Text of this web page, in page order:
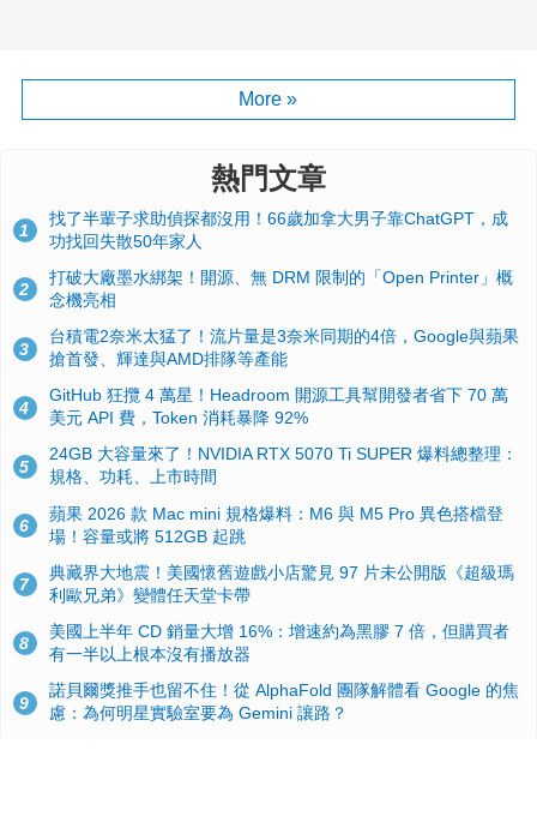
More »
熱門文章
1
找了半輩子求助偵探都沒用！66歲加拿大男子靠ChatGPT，成
功找回失散50年家人
2
打破大廠墨水綁架！開源、無 DRM 限制的「Open Printer」概
念機亮相
3
台積電2奈米太猛了！流片量是3奈米同期的4倍，Google與蘋果
搶首發、輝達與AMD排隊等產能
4
GitHub 狂攬 4 萬星！Headroom 開源工具幫開發者省下 70 萬
美元 API 費，Token 消耗暴降 92%
5
24GB 大容量來了！NVIDIA RTX 5070 Ti SUPER 爆料總整理：
規格、功耗、上市時間
6
蘋果 2026 款 Mac mini 規格爆料：M6 與 M5 Pro 異色搭檔登
場！容量或將 512GB 起跳
7
典藏界大地震！美國懷舊遊戲小店驚見 97 片未公開版《超級瑪
利歐兄弟》變體任天堂卡帶
8
美國上半年 CD 銷量大增 16%：增速約為黑膠 7 倍，但購買者
有一半以上根本沒有播放器
9
諾貝爾獎推手也留不住！從 AlphaFold 團隊解體看 Google 的焦
慮：為何明星實驗室要為 Gemini 讓路？